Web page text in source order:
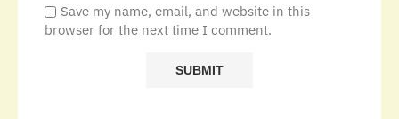
Save my name, email, and website in this
browser for the next time I comment.